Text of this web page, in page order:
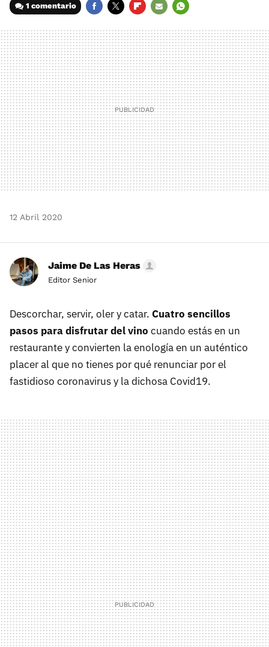
1 comentario
MAIL
12 Abril 2020
Jaime De Las Heras
Editor Senior
Descorchar, servir, oler y catar. Cuatro sencillos
pasos para disfrutar del vino cuando estás en un
restaurante y convierten la enología en un auténtico
placer al que no tienes por qué renunciar por el
fastidioso coronavirus y la dichosa Covid19.